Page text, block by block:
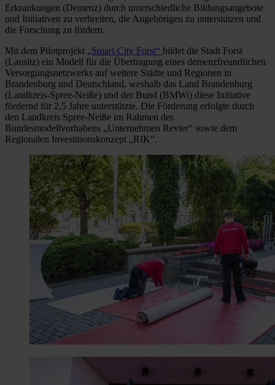
Erkrankungen (Demenz) durch unterschiedliche Bildungsangebote
und Initiativen zu verbreiten, die Angehörigen zu unterstützen und
die Forschung zu fördern.
Mit dem Pilotprojekt „Smart-City Forst“ bildet die Stadt Forst
(Lausitz) ein Modell für die Übertragung eines demenzfreundlichen
Versorgungsnetzwerks auf weitere Städte und Regionen in
Brandenburg und Deutschland, weshalb das Land Brandenburg
(Landkreis-Spree-Neiße) und der Bund (BMWi) diese Initiative
fördernd für 2,5 Jahre unterstützte. Die Förderung erfolgte durch
den Landkreis Spree-Neiße im Rahmen des
Bundesmodellvorhabens „Unternehmen Revier“ sowie dem
Regionalen Investitionskonzept „RIK“.